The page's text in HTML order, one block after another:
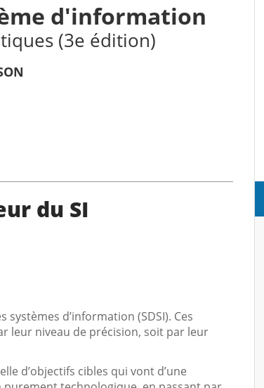
d'information
(3e édition)
du SI
d’information (SDSI). Ces
leur niveau de précision, soit par leur
d’objectifs cibles qui vont d’une